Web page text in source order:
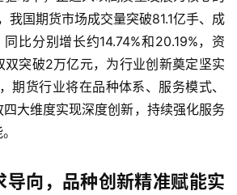
我国期货市场成交量突破81.1亿手、成
比分别增长约14.74%和20.19%，资
双突破2万亿元，为行业创新奠定坚实
期货行业将在品种体系、服务模式、
大维度实现深度创新，持续强化服务
向，品种创新精准赋能实